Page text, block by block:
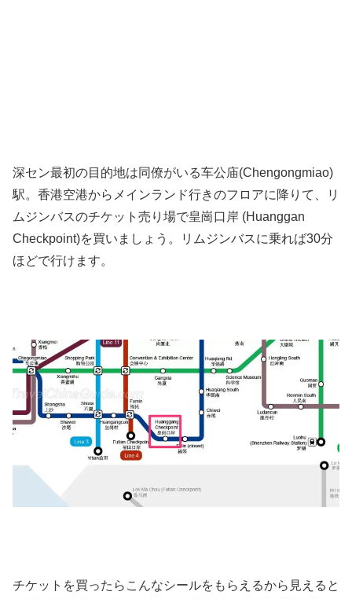
深セン最初の目的地は同僚がいる车公庙(Chengongmiao)
駅。香港空港からメインランド行きのフロアに降りて、リ
ムジンバスのチケット売り場で皇崗口岸 (Huanggan
Checkpoint)を買いましょう。リムジンバスに乗れば30分
ほどで行けます。
チケットを買ったらこんなシールをもらえるから見えると